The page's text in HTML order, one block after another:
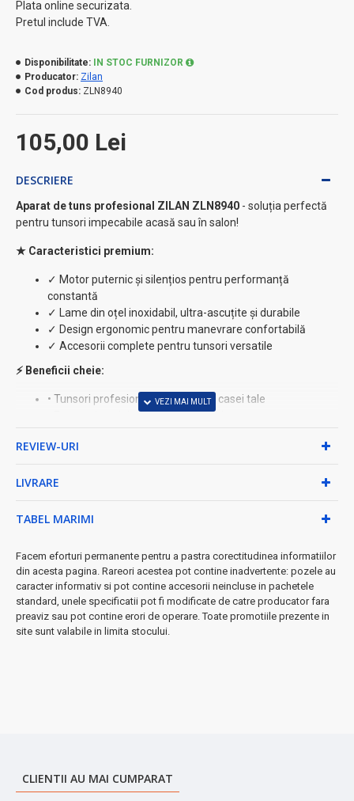
Plata online securizata.
Pretul include TVA.
105,00 Lei
Disponibilitate:
IN STOC FURNIZOR
Producator: Zilan
Cod produs: ZLN8940
DESCRIERE
Aparat de tuns profesional ZILAN ZLN8940 - soluția perfectă
pentru tunsori impecabile acasă sau în salon!
★ Caracteristici premium:
✓ Motor puternic și silențios pentru performanță
constantă
✓ Lame din oțel inoxidabil, ultra-ascuțite și durabile
✓ Design ergonomic pentru manevrare confortabilă
✓ Accesorii complete pentru tunsori versatile
⚡ Beneficii cheie:
• Tunsori profesionale în confortul casei tale
• Economisești timp și bani la frizerie
• Calitate profesională la preț accesibil
beneficia de tunsori precise și stilate.
➤Investiție inteligentă
REVIEW-URI
LIVRARE
TABEL MARIMI
Facem eforturi permanente pentru a pastra corectitudinea informatiilor
din acesta pagina. Rareori acestea pot contine inadvertente: pozele au
caracter informativ si pot contine accesorii neincluse in pachetele
standard, unele specificatii pot fi modificate de catre producator fara
preaviz sau pot contine erori de operare. Toate promotiile prezente in
site sunt valabile in limita stocului.
CLIENTII AU MAI CUMPARAT